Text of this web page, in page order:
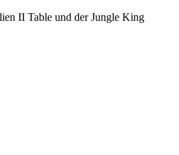
II Table und der Jungle King